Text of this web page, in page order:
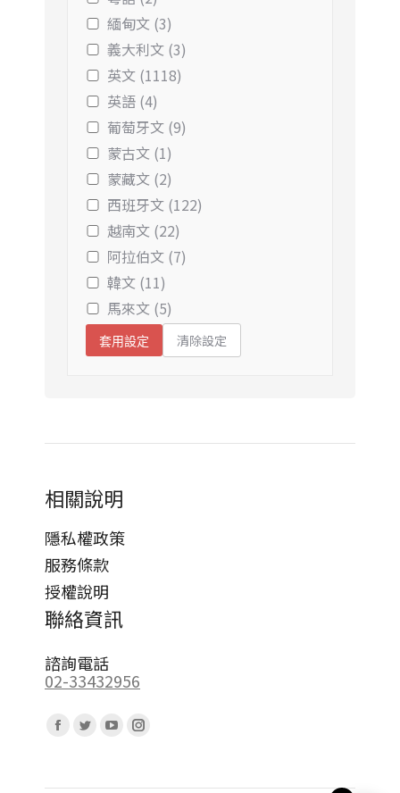
緬甸文 (3)
義大利文 (3)
英文 (1118)
英語 (4)
葡萄牙文 (9)
蒙古文 (1)
蒙藏文 (2)
西班牙文 (122)
越南文 (22)
阿拉伯文 (7)
韓文 (11)
馬來文 (5)
套用設定 清除設定
相關說明
隱私權政策
服務條款
授權說明
聯絡資訊
諮詢電話
02-33432956
Facebook
opens
Twitter
opens
YouTube
opens
Instagram
opens